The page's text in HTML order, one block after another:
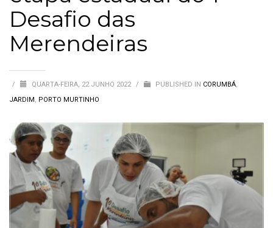
Desafio das
Merendeiras
/ QUARTA-FEIRA, 22 JUNHO 2022 / PUBLISHED IN CORUMBÁ,
JARDIM, PORTO MURTINHO